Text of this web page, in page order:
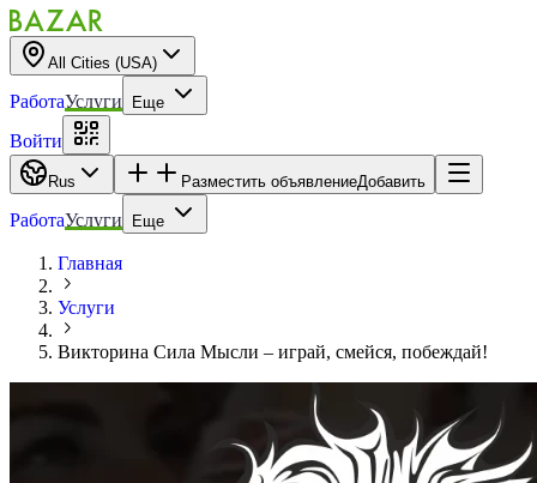
All Cities (USA)
РаботаУслуги Еще
Войти
Rus Разместить объявлениеДобавить
РаботаУслуги Еще
Главная
Услуги
Викторина Сила Мысли – играй, смейся, побеждай!